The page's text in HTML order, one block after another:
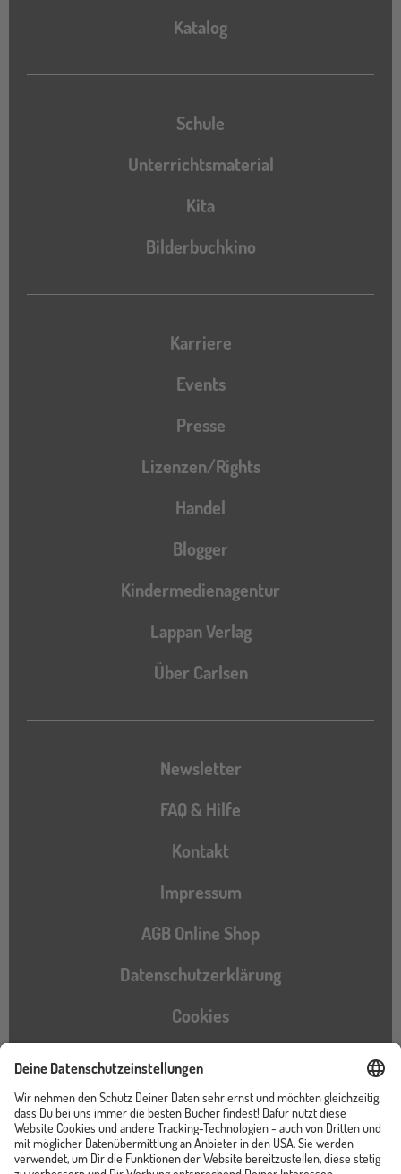
Katalog
Katalog
Schule
Unterrichtsmaterial
Kita
Bilderbuchkino
Karriere
Events
Presse
Lizenzen/Rights
Handel
Blogger
Kindermedienagentur
Lappan Verlag
Über Carlsen
Newsletter
FAQ & Hilfe
Kontakt
Impressum
AGB Online Shop
Datenschutzerklärung
Cookies
Barrierefreiheitserklärung
Instagram
TikTokPinterestYouTubeFacebook